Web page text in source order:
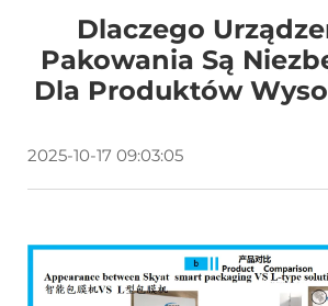
Maszyna Do Pakowania
Bez Pospolonek
Wideo I Zastosowanie
Wiadomości
Dlaczego
Pakowania Są
Dla Produktów
2025-10-17 09:03:05